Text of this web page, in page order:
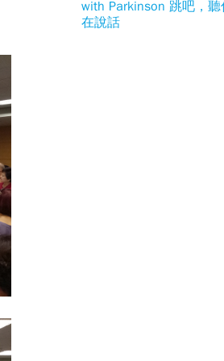
with Parkinson 跳吧，聽
在說話